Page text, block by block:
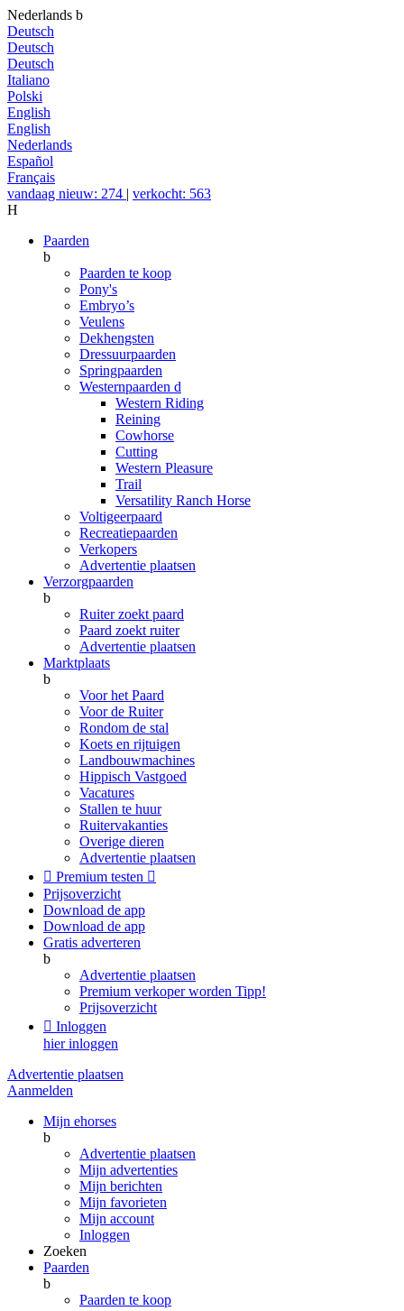
Nederlands b
Deutsch
Deutsch
Deutsch
Italiano
Polski
English
English
Nederlands
Español
Français
vandaag nieuw: 274 | verkocht: 563
H
Paarden
b
Paarden te koop
Pony's
Embryo’s
Veulens
Dekhengsten
Dressuurpaarden
Springpaarden
Westernpaarden d
Western Riding
Reining
Cowhorse
Cutting
Western Pleasure
Trail
Versatility Ranch Horse
Voltigeerpaard
Recreatiepaarden
Verkopers
Advertentie plaatsen
Verzorgpaarden
b
Ruiter zoekt paard
Paard zoekt ruiter
Advertentie plaatsen
Marktplaats
b
Voor het Paard
Voor de Ruiter
Rondom de stal
Koets en rijtuigen
Landbouwmachines
Hippisch Vastgoed
Vacatures
Stallen te huur
Ruitervakanties
Overige dieren
Advertentie plaatsen
 Premium testen 
Prijsoverzicht
Download de app
Download de app
Gratis adverteren
b
Advertentie plaatsen
Premium verkoper worden Tipp!
Prijsoverzicht
 Inloggen
hier inloggen
Advertentie plaatsen
Aanmelden
Mijn ehorses
b
Advertentie plaatsen
Mijn advertenties
Mijn berichten
Mijn favorieten
Mijn account
Inloggen
Zoeken
Paarden
b
Paarden te koop